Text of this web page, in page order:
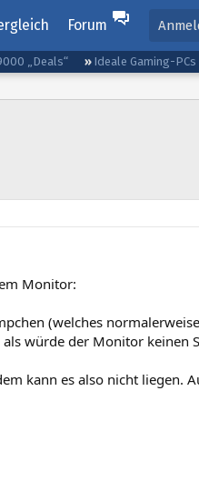
Forum
„Deals“ Ideale Gaming-PCs
Monitor:
(welches
als würde der Monitor keinen
kann es also nicht liegen.